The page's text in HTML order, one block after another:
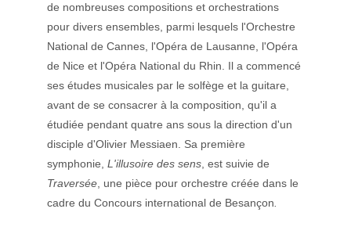
de nombreuses compositions et orchestrations
pour divers ensembles, parmi lesquels l'Orchestre
National de Cannes, l'Opéra de Lausanne, l'Opéra
de Nice et l'Opéra National du Rhin. Il a commencé
ses études musicales par le solfège et la guitare,
avant de se consacrer à la composition, qu'il a
étudiée pendant quatre ans sous la direction d'un
disciple d'Olivier Messiaen. Sa première
symphonie, L'illusoire des sens , est suivie de
Traversée , une pièce pour orchestre créée dans le
cadre du Concours international de Besançon